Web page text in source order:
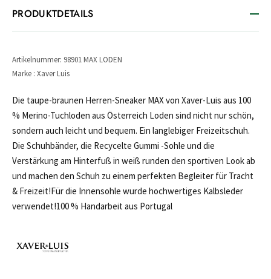
PRODUKTDETAILS
Artikelnummer: 98901 MAX LODEN
Marke : Xaver Luis
Die taupe-braunen Herren-Sneaker MAX von Xaver-Luis aus 100
% Merino-Tuchloden aus Österreich Loden sind nicht nur schön,
sondern auch leicht und bequem. Ein langlebiger Freizeitschuh.
Die Schuhbänder, die Recycelte Gummi -Sohle und die
Verstärkung am Hinterfuß in weiß runden den sportiven Look ab
und machen den Schuh zu einem perfekten Begleiter für Tracht
& Freizeit!Für die Innensohle wurde hochwertiges Kalbsleder
verwendet!100 % Handarbeit aus Portugal